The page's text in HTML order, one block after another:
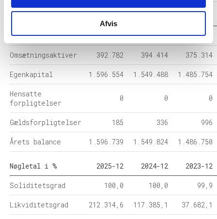
Afvis
2023-12
Anlægsaktiver 1.203.957 1.155.410 1.111.436
Omsætningsaktiver 392.782 394.414 375.314
Egenkapital 1.596.554 1.549.488 1.485.754
Hensatte
forpligtelser
0 0 0
Gældsforpligtelser 185 336 996
Årets balance 1.596.739 1.549.824 1.486.750
Nøgletal i % 2025-12 2024-12 2023-12
Soliditetsgrad 100,0 100,0 99,9
Likviditetsgrad 212.314,6 117.385,1 37.682,1